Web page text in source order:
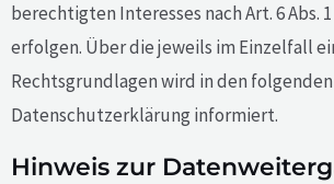
berechtigten Interesses nach Art. 6 Abs. 1
erfolgen. Über die jeweils im Einzelfall
Rechtsgrundlagen wird in den
Datenschutzerklärung informiert.
Hinweis zur